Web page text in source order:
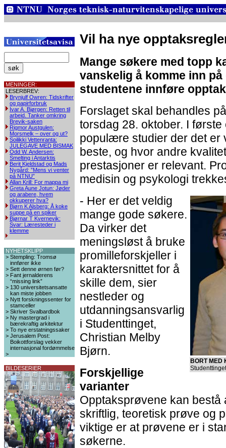
MENINGER:
LESERBREV:
Brynjulf Owren: Tidskrifter
og papirforbruk
Ivar A. Bjørgen: Retten til
arbeid. Tanker omkring
Brevik-saken
Rigmor Austgulen:
Morsmelk – over og ut?
Soilikki Vettenranta:
JULEGAVE MED BISMAK
Odd W. Andersen:
Smelting i Antarktis
Berit Kjeldstad og Mads
Nygård: ”Mens vi venter
på NTNU”
Allan Krill: For mappa mi
Greta Aune Jotun: Jøder
og arabere, hvem
okkuperer hva?
Bjørn K Alsberg: Å koke
suppe på en spiker
Bjørnar T Kvernevik:
Svar: Læresteder i
klemme
NYHETSKLIPP
> Stempling: Tromsø
innfører ikke
> Sett denne ørnen før?
> Fant jernalderens
“missing link”
> 130 universitetsansatte
kan miste jobben
> Nytt forskningssenter for
stamceller
> Skriver Svalbardbok
> Ny mastergrad i
bærekraftig arkitektur
> To nye erstatningssaker
> Jerusalem Post:
Boikottforslag vekker
internasjonal fordømmelse
>
BILDESERIER
Vil ha nye
Mange søkere med topp
vanskelig å komme inn
studentene innføre
Forslaget skal behandles
torsdag 28. oktober. I
populære studier der det er
beste, og hvor andre
prestasjoner er relevant.
medisin og psykologi
BORT MED
- Her er det veldig
mange gode søkere.
Da virker det
meningsløst å bruke
promilleforskjeller i
karaktersnittet for å
skille dem, sier
nestleder og
utdanningsansvarlig
i Studenttinget,
Christian Melby
Bjørn.
Forskjellige
varianter
Opptaksprøvene kan bestå
skriftlig, teoretisk prøve og
viktige er at prøvene er i
søkerne.